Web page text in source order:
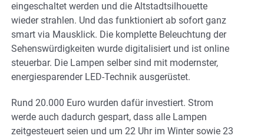
eingeschaltet werden und die Altstadtsilhouette
wieder strahlen. Und das funktioniert ab sofort ganz
smart via Mausklick. Die komplette Beleuchtung der
Sehenswürdigkeiten wurde digitalisiert und ist online
steuerbar. Die Lampen selber sind mit modernster,
energiesparender LED-Technik ausgerüstet.
Rund 20.000 Euro wurden dafür investiert. Strom
werde auch dadurch gespart, dass alle Lampen
zeitgesteuert seien und um 22 Uhr im Winter sowie 23